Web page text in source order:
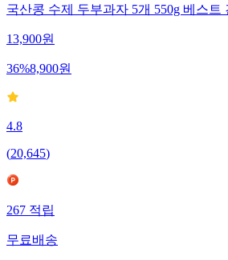
국산콩 수제 두부과자 5개 550g 베스트
13,900원
36%8,900원
4.8
(20,645)
267 적립
무료배송